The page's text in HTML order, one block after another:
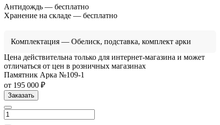
Антидождь — бесплатно
Хранение на складе — бесплатно
Комплектация — Обелиск, подставка, комплект арки
Цена действительна только для интернет-магазина и может
отличаться от цен в розничных магазинах
Памятник Арка №109-1
от 195 000 ₽
Заказать